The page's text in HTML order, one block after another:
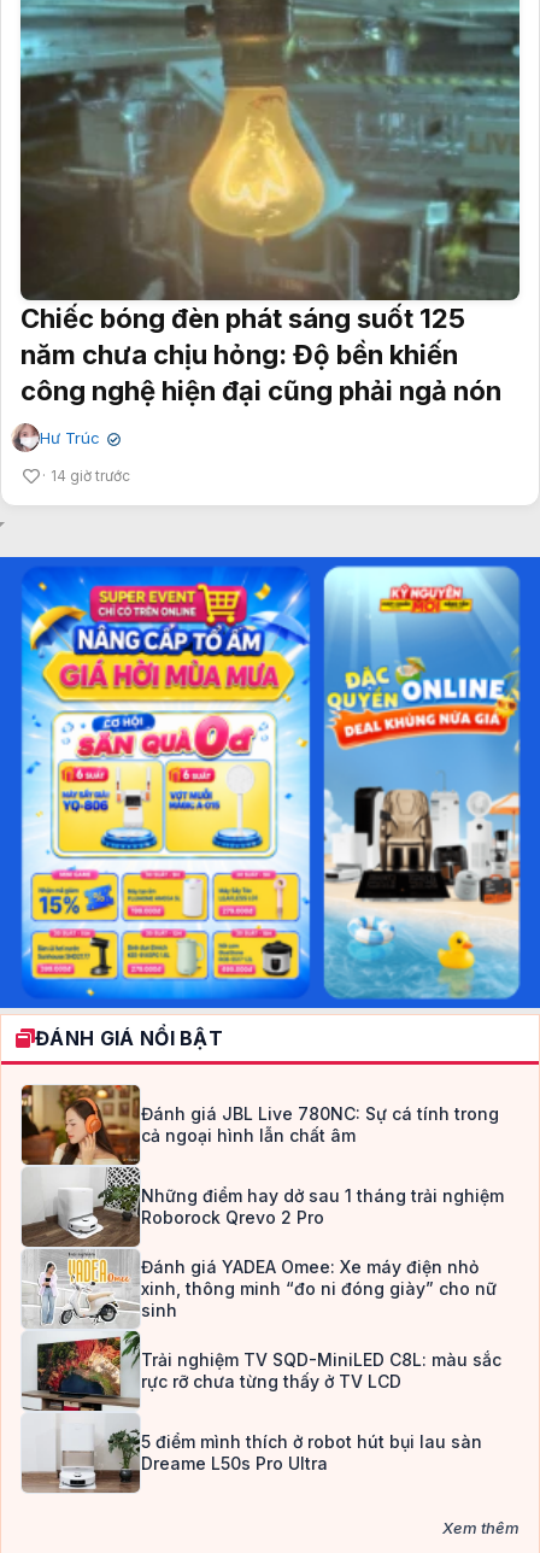
Chiếc bóng đèn phát sáng suốt 125
năm chưa chịu hỏng: Độ bền khiến
công nghệ hiện đại cũng phải ngả nón
Hư Trúc ✔
14 giờ trước
ĐÁNH GIÁ NỔI BẬT
Đánh giá JBL Live 780NC: Sự cá tính trong
cả ngoại hình lẫn chất âm
Những điểm hay dở sau 1 tháng trải nghiệm
Roborock Qrevo 2 Pro
Đánh giá YADEA Omee: Xe máy điện nhỏ
xinh, thông minh “đo ni đóng giày” cho nữ
sinh
Trải nghiệm TV SQD-MiniLED C8L: màu sắc
rực rỡ chưa từng thấy ở TV LCD
5 điểm mình thích ở robot hút bụi lau sàn
Dreame L50s Pro Ultra
Xem thêm